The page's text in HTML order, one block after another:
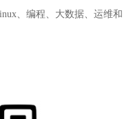
、编程、大数据、运维和